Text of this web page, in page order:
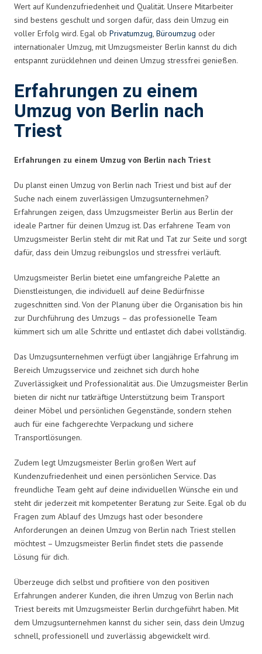
Wert auf Kundenzufriedenheit und Qualität. Unsere Mitarbeiter
sind bestens geschult und sorgen dafür, dass dein Umzug ein
voller Erfolg wird. Egal ob Privatumzug, Büroumzug oder
internationaler Umzug, mit Umzugsmeister Berlin kannst du dich
entspannt zurücklehnen und deinen Umzug stressfrei genießen.
Erfahrungen zu einem
Umzug von Berlin nach
Triest
Erfahrungen zu einem Umzug von Berlin nach Triest
Du planst einen Umzug von Berlin nach Triest und bist auf der
Suche nach einem zuverlässigen Umzugsunternehmen?
Erfahrungen zeigen, dass Umzugsmeister Berlin aus Berlin der
ideale Partner für deinen Umzug ist. Das erfahrene Team von
Umzugsmeister Berlin steht dir mit Rat und Tat zur Seite und sorgt
dafür, dass dein Umzug reibungslos und stressfrei verläuft.
Umzugsmeister Berlin bietet eine umfangreiche Palette an
Dienstleistungen, die individuell auf deine Bedürfnisse
zugeschnitten sind. Von der Planung über die Organisation bis hin
zur Durchführung des Umzugs – das professionelle Team
kümmert sich um alle Schritte und entlastet dich dabei vollständig.
Das Umzugsunternehmen verfügt über langjährige Erfahrung im
Bereich Umzugsservice und zeichnet sich durch hohe
Zuverlässigkeit und Professionalität aus. Die Umzugsmeister Berlin
bieten dir nicht nur tatkräftige Unterstützung beim Transport
deiner Möbel und persönlichen Gegenstände, sondern stehen
auch für eine fachgerechte Verpackung und sichere
Transportlösungen.
Zudem legt Umzugsmeister Berlin großen Wert auf
Kundenzufriedenheit und einen persönlichen Service. Das
freundliche Team geht auf deine individuellen Wünsche ein und
steht dir jederzeit mit kompetenter Beratung zur Seite. Egal ob du
Fragen zum Ablauf des Umzugs hast oder besondere
Anforderungen an deinen Umzug von Berlin nach Triest stellen
möchtest – Umzugsmeister Berlin findet stets die passende
Lösung für dich.
Überzeuge dich selbst und profitiere von den positiven
Erfahrungen anderer Kunden, die ihren Umzug von Berlin nach
Triest bereits mit Umzugsmeister Berlin durchgeführt haben. Mit
dem Umzugsunternehmen kannst du sicher sein, dass dein Umzug
schnell, professionell und zuverlässig abgewickelt wird.